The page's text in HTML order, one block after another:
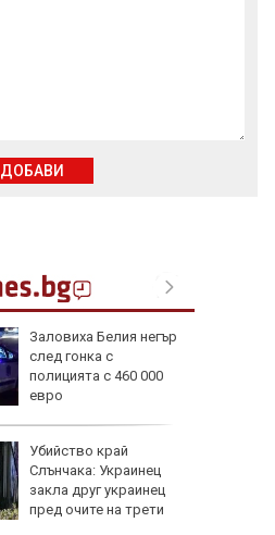
Заловиха Белия негър
след гонка с
полицията с 460 000
евро
Убийство край
Слънчака: Украинец
закла друг украинец
пред очите на трети
ДОБАВИ